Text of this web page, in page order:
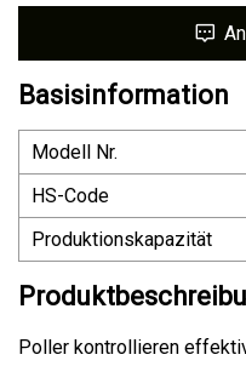
Basisinformation
Modell Nr.
HS-Code
Produktionskapazität
Poller kontrollieren